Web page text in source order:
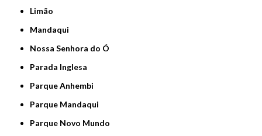
Limão
Mandaqui
Nossa Senhora do Ó
Parada Inglesa
Parque Anhembi
Parque Mandaqui
Parque Novo Mundo